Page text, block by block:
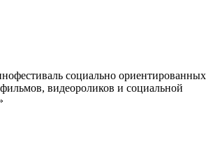
социально ориентированных
видеороликов и социальной